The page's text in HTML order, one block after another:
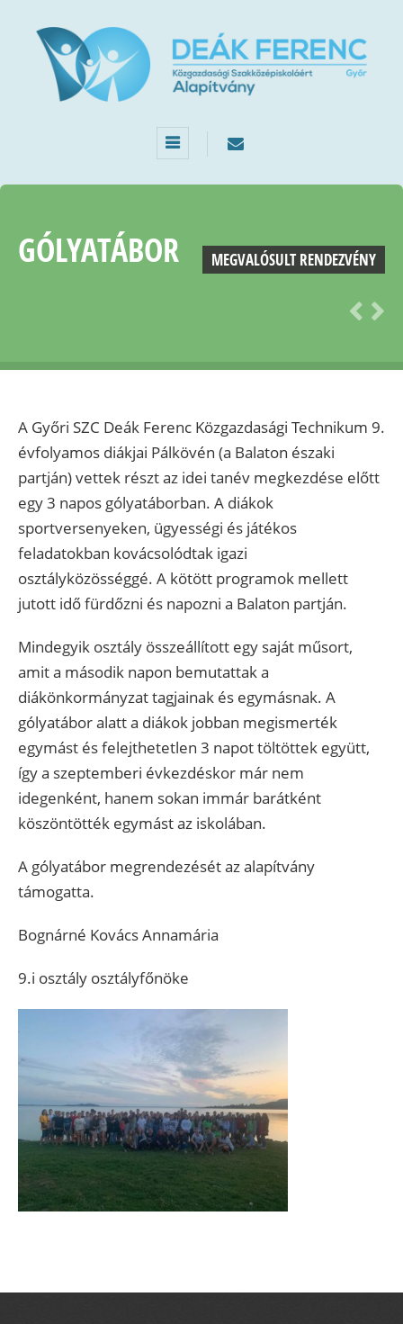
GÓLYATÁBOR MEGVALÓSULT RENDEZVÉNY
A Győri SZC Deák Ferenc Közgazdasági Technikum 9.
évfolyamos diákjai Pálkövén (a Balaton északi
partján) vettek részt az idei tanév megkezdése előtt
egy 3 napos gólyatáborban. A diákok
sportversenyeken, ügyességi és játékos
feladatokban kovácsolódtak igazi
osztályközösséggé. A kötött programok mellett
jutott idő fürdőzni és napozni a Balaton partján.
Mindegyik osztály összeállított egy saját műsort,
amit a második napon bemutattak a
diákönkormányzat tagjainak és egymásnak. A
gólyatábor alatt a diákok jobban megismerték
egymást és felejthetetlen 3 napot töltöttek együtt,
így a szeptemberi évkezdéskor már nem
idegenként, hanem sokan immár barátként
köszöntötték egymást az iskolában.
A gólyatábor megrendezését az alapítvány
támogatta.
Bognárné Kovács Annamária
9.i osztály osztályfőnöke